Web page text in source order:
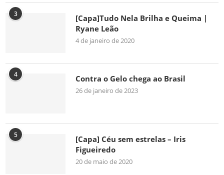
3
[Capa]Tudo Nela Brilha e Queima |
Ryane Leão
4 de janeiro de 2020
4 Contra o Gelo chega ao Brasil
26 de janeiro de 2023
5
[Capa] Céu sem estrelas – Iris
Figueiredo
20 de maio de 2020